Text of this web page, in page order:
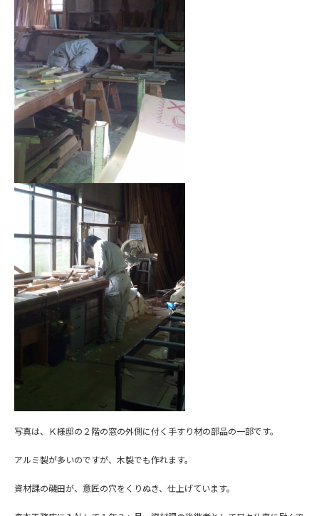
写真は、Ｋ様邸の２階の窓の外側に付く手すり材の部品の一部です。
アルミ製が多いのですが、木製でも作れます。
資材課の磯田が、意匠の穴をくりぬき、仕上げています。